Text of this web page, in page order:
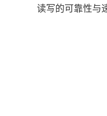
读写的可靠性与